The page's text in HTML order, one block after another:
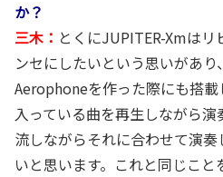
か？
三木： とくにJUPITER-Xmは
ンセにしたいという思いがあり
Aerophoneを作った際にも搭
入っている曲を再生しながら
流しながらそれに合わせて演
いと思います。これと同じこ